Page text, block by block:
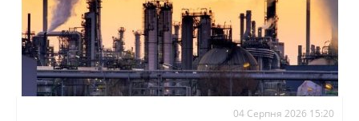
04 Серпня 2026 15:20